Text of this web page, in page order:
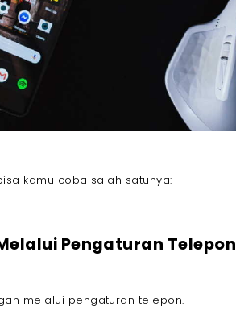
kamu coba salah satunya:
Pengaturan Telepon
melalui pengaturan telepon.